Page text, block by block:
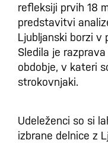
refleksiji prvih 18
predstavitvi
Ljubljanski borzi v
Sledila je
obdobje, v kateri
strokovnjaki.
Udeleženci so si
izbrane delnice z